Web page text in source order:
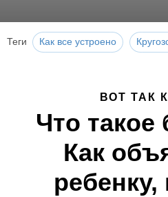
Теги Как все устроено
ВОТ ТАК
Что
Как